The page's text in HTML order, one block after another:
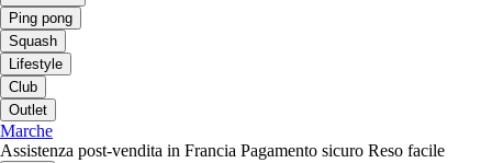
Ping pong
Squash
Lifestyle
Club
Outlet
Marche
Assistenza post-vendita in Francia Pagamento sicuro Reso facile